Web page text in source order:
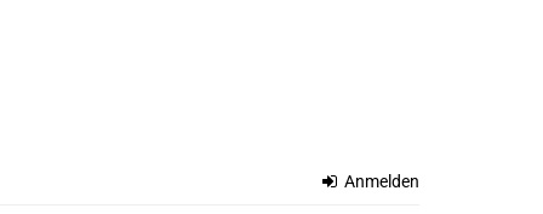
Anmelden